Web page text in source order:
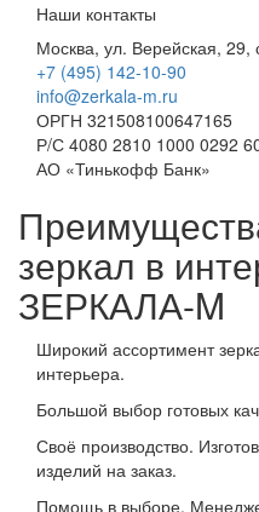
Наши контакты
Москва, ул. Верейская, 29,
+7 (495) 142-10-90
info@zerkala-m.ru
ОРГН 321508100647165
Р/С 4080 2810 1000 0292
АО «Тинькофф Банк»
зеркал в
ЗЕРКАЛА-M
Широкий ассортимент
интерьера.
Большой выбор готовых
Своё производство.
изделий на заказ.
Помощь в выборе.